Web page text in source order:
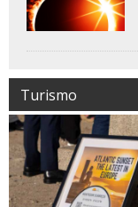
Turismo